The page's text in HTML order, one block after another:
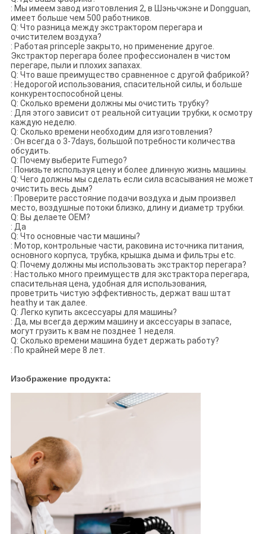
: Мы имеем завод изготовления 2, в Шэньчжэне и Dongguan,
имеет больше чем 500 работников.
Q: Что разница между экстрактором перегара и
очистителем воздуха?
: Работая princeple закрыто, но применение другое.
Экстрактор перегара более профессионален в чистом
перегаре, пыли и плохих запахах.
Q: Что ваше преимущество сравненное с другой фабрикой?
: Недорогой использования, спасительной силы, и больше
конкурентоспособной цены.
Q: Сколько времени должны мы очистить трубку?
: Для этого зависит от реальной ситуации трубки, к осмотру
каждую неделю.
Q: Сколько времени необходим для изготовления?
: Он всегда о 3-7days, большой потребности количества
обсудить.
Q: Почему выберите Fumego?
: Понизьте используя цену и более длинную жизнь машины.
Q: Чего должны мы сделать если сила всасывания не может
очистить весь дым?
: Проверите расстояние подачи воздуха и дым произвел
место, воздушные потоки близко, длину и диаметр трубки.
Q: Вы делаете OEM?
: Да
Q: Что основные части машины?
: Мотор, контрольные части, раковина источника питания,
основного корпуса, трубка, крышка дыма и фильтры etc.
Q: Почему должны мы использовать экстрактор перегара?
: Настолько много преимуществ для экстрактора перегара,
спасительная цена, удобная для использования,
проветрить чистую эффективность, держат ваш штат
heathy и так далее.
Q: Легко купить аксессуары для машины?
: Да, мы всегда держим машину и аксессуары в запасе,
могут грузить к вам не позднее 1 неделя.
Q: Сколько времени машина будет держать работу?
: По крайней мере 8 лет.
Изображение продукта: